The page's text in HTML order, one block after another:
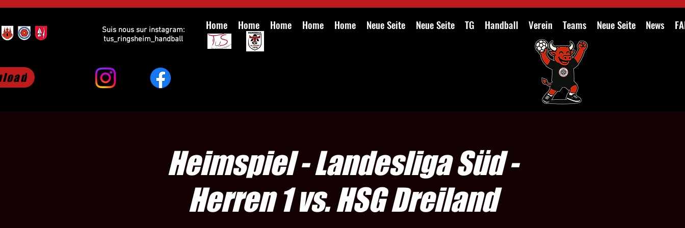
Suis nous sur instagram:
tus_ringsheim_handball
Home Home Home Home Home Neue Seite Neue Seite TG Handball Verein Teams Neue Seite News
Heimspiel - Landesliga Süd -
Herren 1 vs. HSG Dreiland